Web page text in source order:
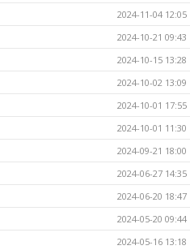
2024-11-04 12:05
2024-10-21 09:43
2024-10-15 13:28
2024-10-02 13:09
2024-10-01 17:55
2024-10-01 11:30
2024-09-21 18:00
2024-06-27 14:35
2024-06-20 18:47
2024-05-20 09:44
2024-05-16 13:18